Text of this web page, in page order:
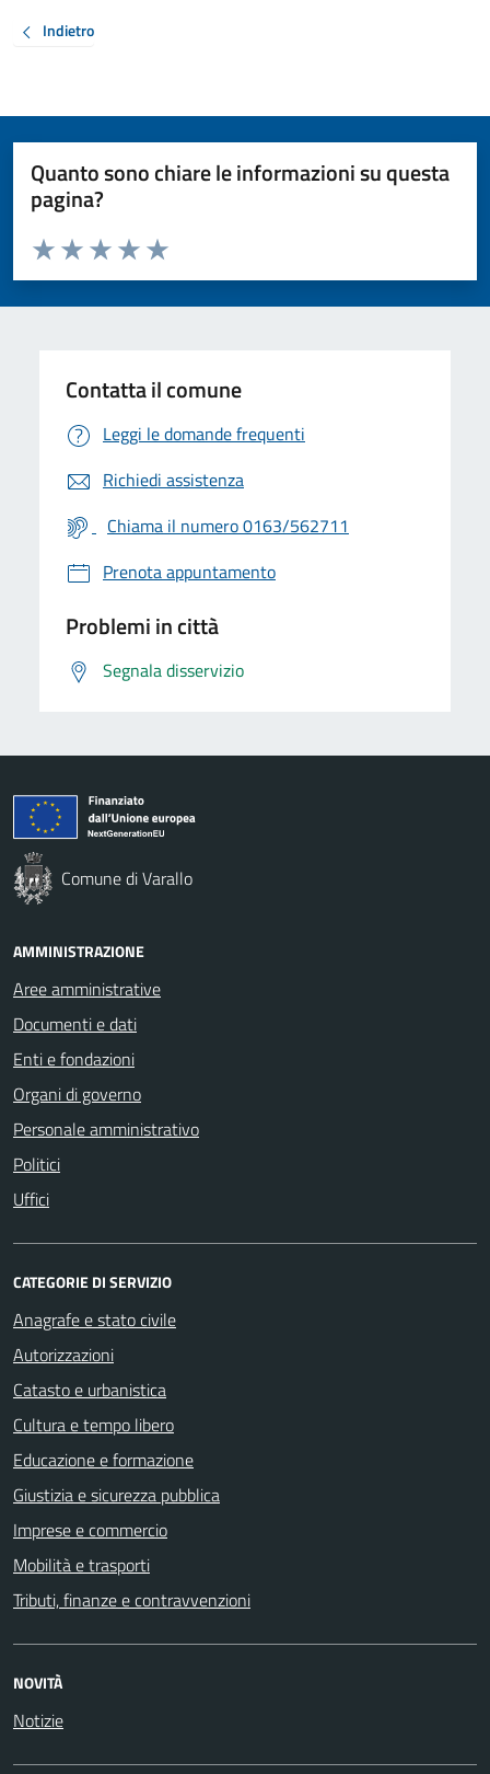
Indietro
Quanto sono chiare le informazioni su questa
pagina?
Valuta da 1 a 5 stelle la pagina
Valuta 5 stelle su 5
Valuta 4 stelle su 5
Valuta 3 stelle su 5
Valuta 2 stelle su 5
Valuta 1 stelle su 5
Contatta il comune
Leggi le domande frequenti
Richiedi assistenza
Chiama il numero 0163/562711
Prenota appuntamento
Problemi in città
Segnala disservizio
Comune di Varallo
AMMINISTRAZIONE
Aree amministrative
Documenti e dati
Enti e fondazioni
Organi di governo
Personale amministrativo
Politici
Uffici
CATEGORIE DI SERVIZIO
Anagrafe e stato civile
Autorizzazioni
Catasto e urbanistica
Cultura e tempo libero
Educazione e formazione
Giustizia e sicurezza pubblica
Imprese e commercio
Mobilità e trasporti
Tributi, finanze e contravvenzioni
NOVITÀ
Notizie